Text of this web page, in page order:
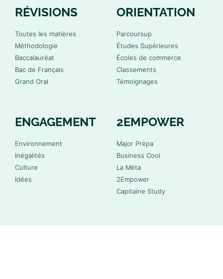
RÉVISIONS
Toutes les matières
Méthodologie
Baccalauréat
Bac de Français
Grand Oral
ORIENTATION
Parcoursup
Études Supérieures
Écoles de commerce
Classements
Témoignages
ENGAGEMENT
Environnement
Inégalités
Culture
Idées
2EMPOWER
Major Prépa
Business Cool
La Méta
2Empower
Capitaine Study